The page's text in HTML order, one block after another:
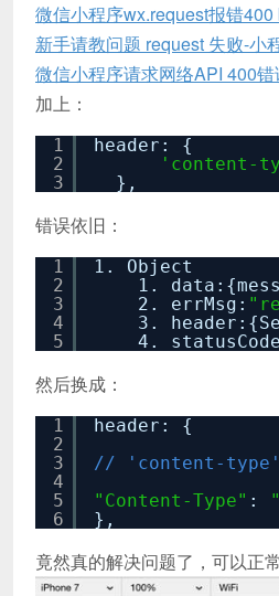
微信小程序wx.request报错
新手请教问题 request 失败-小
微信小程序请求网络API 400
加上：
1
2
3
header: {
'content-
},
错误依旧：
1
2
3
4
5
1. Object
1.
2. errMsg:
3.
4.
然后换成：
1
2
3
4
5
6
header: {
// 'content-
"Content-Type" :
},
竟然真的解决问题了，可以正